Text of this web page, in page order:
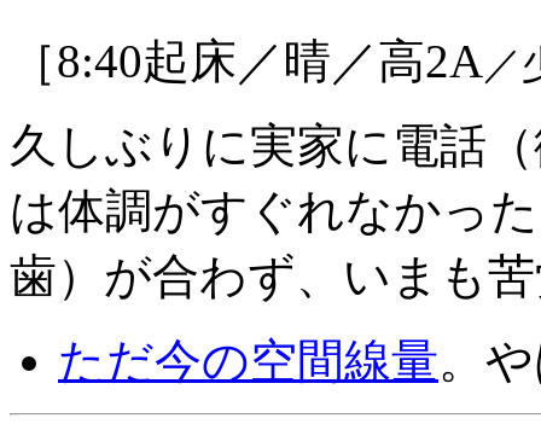
［8:40起床／晴／高2A／
久しぶりに実家に電話
は体調がすぐれなかっ
歯）が合わず、いまも
ただ今の空間線量。